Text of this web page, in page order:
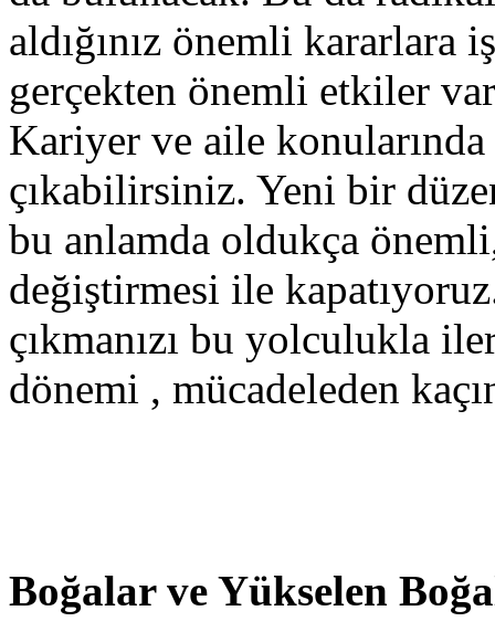
aldığınız önemli kararlara
gerçekten önemli etkiler
Kariyer ve aile
çıkabilirsiniz. Yeni bir
bu anlamda oldukça
değiştirmesi ile
çıkmanızı bu yolculukla
dönemi , mücadeleden
Boğalar ve Yükselen